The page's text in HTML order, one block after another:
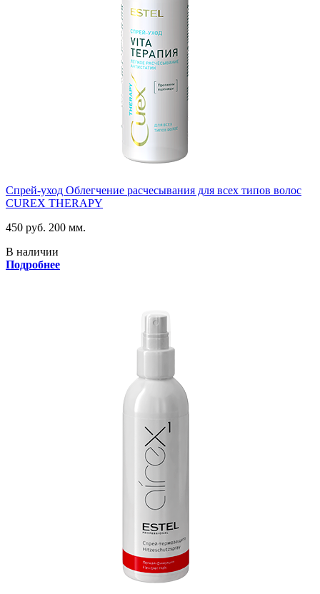
Спрей-уход Облегчение расчесывания для всех типов волос
CUREX THERAPY
450 руб. 200 мм.
В наличии
Подробнее